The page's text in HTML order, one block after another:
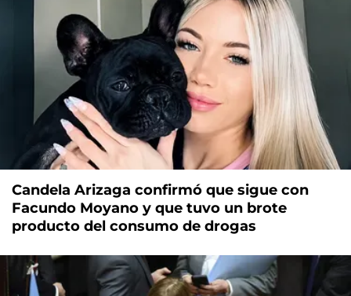
Candela Arizaga confirmó que sigue con
Facundo Moyano y que tuvo un brote
producto del consumo de drogas